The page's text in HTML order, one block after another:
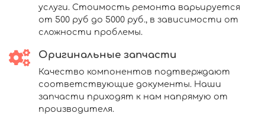
услуги. Стоимость ремонта варьируется
от 500 руб до 5000 руб., в зависимости от
сложности проблемы.
Оригинальные запчасти
Качество компонентов подтверждают
соответствующие документы. Наши
запчасти приходят к нам напрямую от
производителя.